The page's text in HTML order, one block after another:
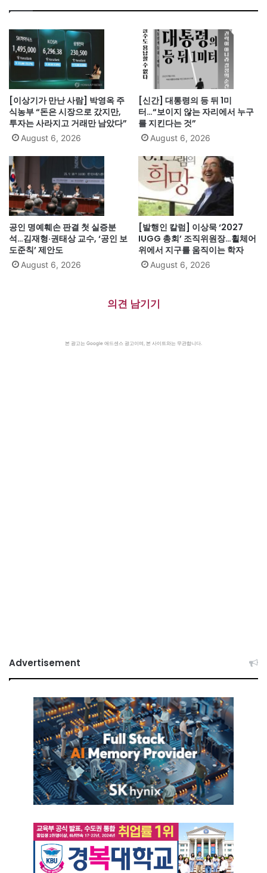
[이상기가 만난 사람] 박영옥 주
식농부 “돈은 시장으로 갔지만,
투자는 사라지고 거래만 남았다”
August 6, 2026
[신간] 대통령의 등 뒤 1미
터…“보이지 않는 자리에서 누구
를 지킨다는 것”
August 6, 2026
공인 명예훼손 판결 첫 실증분
석…김재형·권태상 교수, ‘공인 보
도준칙’ 제안도
August 6, 2026
[발행인 칼럼] 이상묵 ‘2027
IUGG 총회’ 조직위원장…휠체어
위에서 지구를 움직이는 학자
August 6, 2026
의견 남기기
본 광고는 Google 애드센스 광고이며, 본 사이트와는 무관합니다.
Advertisement